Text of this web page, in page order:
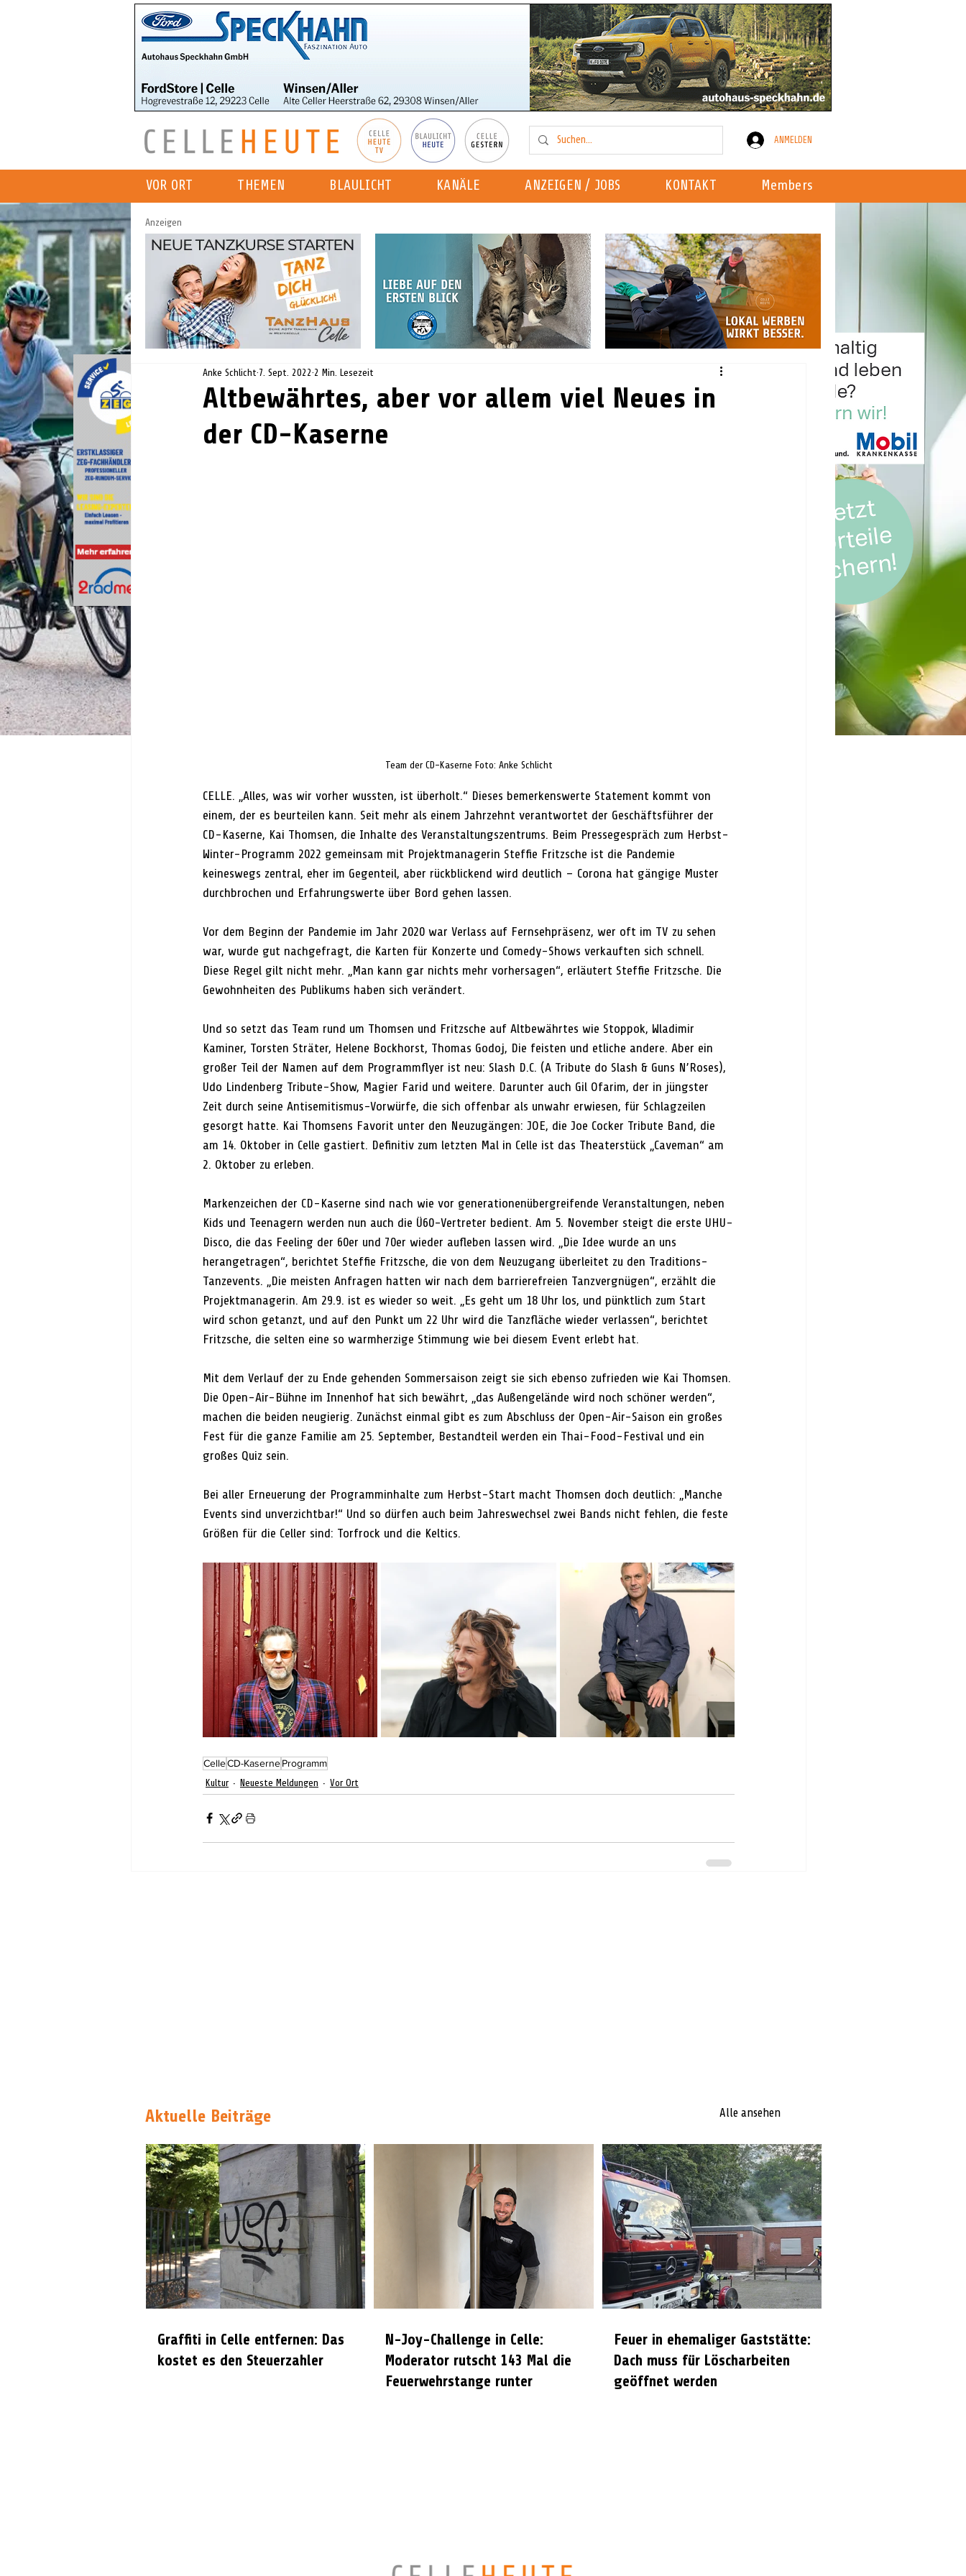
ANMELDEN
VOR ORT THEMEN BLAULICHT KANÄLE ANZEIGEN / JOBS KONTAKT Members
Anzeigen
Altbewährtes, aber vor allem viel Neues in
der CD-Kaserne
Anke Schlicht 7. Sept. 2022 2 Min. Lesezeit
Team der CD-Kaserne Foto: Anke Schlicht
CELLE. „Alles, was wir vorher wussten, ist überholt.“ Dieses bemerkenswerte Statement kommt von
einem, der es beurteilen kann. Seit mehr als einem Jahrzehnt verantwortet der Geschäftsführer der
CD-Kaserne, Kai Thomsen, die Inhalte des Veranstaltungszentrums. Beim Pressegespräch zum Herbst-
Winter-Programm 2022 gemeinsam mit Projektmanagerin Steffie Fritzsche ist die Pandemie
keineswegs zentral, eher im Gegenteil, aber rückblickend wird deutlich – Corona hat gängige Muster
durchbrochen und Erfahrungswerte über Bord gehen lassen.
Vor dem Beginn der Pandemie im Jahr 2020 war Verlass auf Fernsehpräsenz, wer oft im TV zu sehen
war, wurde gut nachgefragt, die Karten für Konzerte und Comedy-Shows verkauften sich schnell.
Diese Regel gilt nicht mehr. „Man kann gar nichts mehr vorhersagen“, erläutert Steffie Fritzsche. Die
Gewohnheiten des Publikums haben sich verändert.
Und so setzt das Team rund um Thomsen und Fritzsche auf Altbewährtes wie Stoppok, Wladimir
Kaminer, Torsten Sträter, Helene Bockhorst, Thomas Godoj, Die feisten und etliche andere. Aber ein
großer Teil der Namen auf dem Programmflyer ist neu: Slash D.C. (A Tribute do Slash & Guns N’Roses),
Udo Lindenberg Tribute-Show, Magier Farid und weitere. Darunter auch Gil Ofarim, der in jüngster
Zeit durch seine Antisemitismus-Vorwürfe, die sich offenbar als unwahr erwiesen, für Schlagzeilen
gesorgt hatte. Kai Thomsens Favorit unter den Neuzugängen: JOE, die Joe Cocker Tribute Band, die
am 14. Oktober in Celle gastiert. Definitiv zum letzten Mal in Celle ist das Theaterstück „Caveman“ am
2. Oktober zu erleben.
Markenzeichen der CD-Kaserne sind nach wie vor generationenübergreifende Veranstaltungen, neben
Kids und Teenagern werden nun auch die Ü60-Vertreter bedient. Am 5. November steigt die erste UHU-
Disco, die das Feeling der 60er und 70er wieder aufleben lassen wird. „Die Idee wurde an uns
herangetragen“, berichtet Steffie Fritzsche, die von dem Neuzugang überleitet zu den Traditions-
Tanzevents. „Die meisten Anfragen hatten wir nach dem barrierefreien Tanzvergnügen“, erzählt die
Projektmanagerin. Am 29.9. ist es wieder so weit. „Es geht um 18 Uhr los, und pünktlich zum Start
wird schon getanzt, und auf den Punkt um 22 Uhr wird die Tanzfläche wieder verlassen“, berichtet
Fritzsche, die selten eine so warmherzige Stimmung wie bei diesem Event erlebt hat.
Mit dem Verlauf der zu Ende gehenden Sommersaison zeigt sie sich ebenso zufrieden wie Kai Thomsen.
Die Open-Air-Bühne im Innenhof hat sich bewährt, „das Außengelände wird noch schöner werden“,
machen die beiden neugierig. Zunächst einmal gibt es zum Abschluss der Open-Air-Saison ein großes
Fest für die ganze Familie am 25. September, Bestandteil werden ein Thai-Food-Festival und ein
großes Quiz sein.
Bei aller Erneuerung der Programminhalte zum Herbst-Start macht Thomsen doch deutlich: „Manche
Events sind unverzichtbar!“ Und so dürfen auch beim Jahreswechsel zwei Bands nicht fehlen, die feste
Größen für die Celler sind: Torfrock und die Keltics.
CelleCD-KaserneProgramm
Kultur Neueste Meldungen Vor Ort
Aktuelle Beiträge Alle ansehen
Graffiti in Celle entfernen: Das
kostet es den Steuerzahler
N-Joy-Challenge in Celle:
Moderator rutscht 143 Mal die
Feuerwehrstange runter
Feuer in ehemaliger Gaststätte:
Dach muss für Löscharbeiten
geöffnet werden